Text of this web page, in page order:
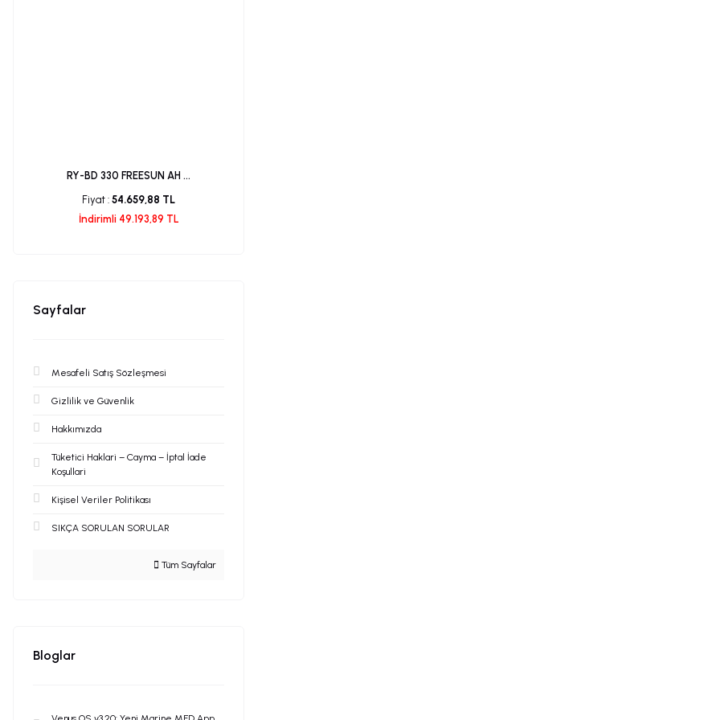
RY-BD 330 FREESUN AH ...
Fiyat : 54.659,88 TL
İndirimli 49.193,89 TL
Sayfalar
Mesafeli Satış Sözleşmesi
Gizlilik ve Güvenlik
Hakkımızda
Tüketici Haklari – Cayma – İptal İade
Koşullari
Kişisel Veriler Politikası
SIKÇA SORULAN SORULAR
Tüm Sayfalar
Bloglar